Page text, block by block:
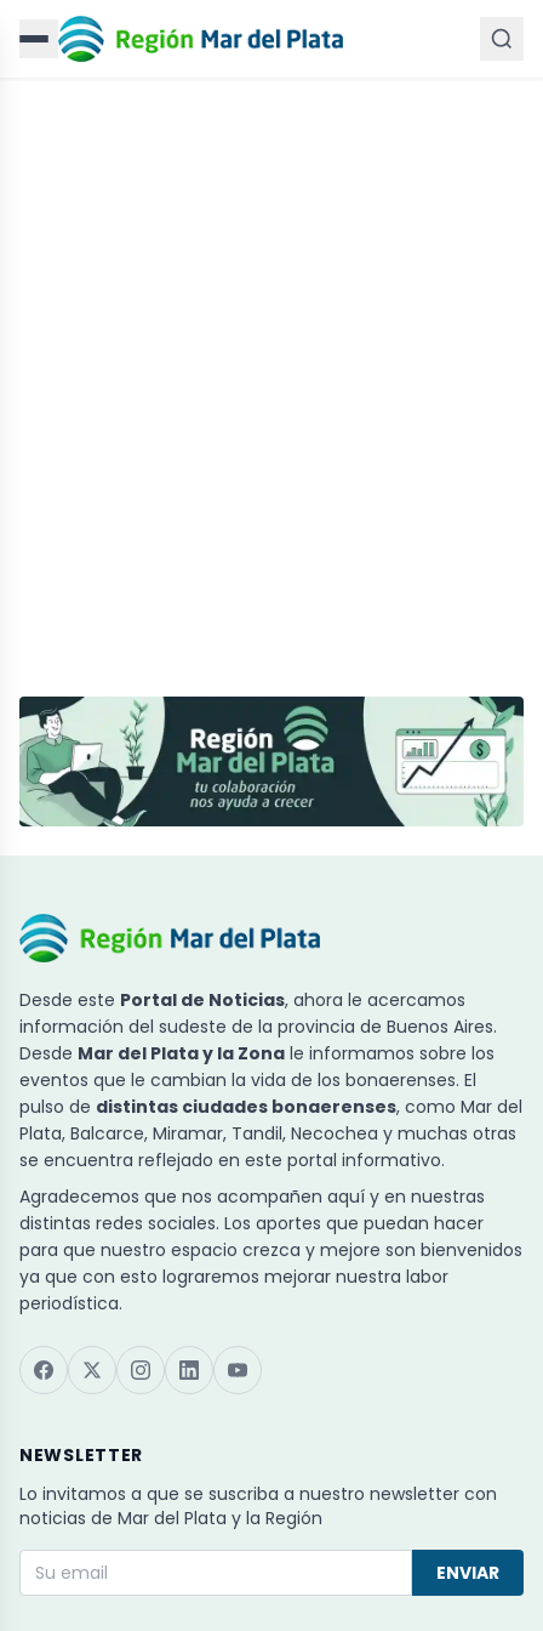
Desde este Portal de Noticias, ahora le acercamos
información del sudeste de la provincia de Buenos Aires.
Desde Mar del Plata y la Zona le informamos sobre los
eventos que le cambian la vida de los bonaerenses. El
pulso de distintas ciudades bonaerenses, como Mar del
Plata, Balcarce, Miramar, Tandil, Necochea y muchas otras
se encuentra reflejado en este portal informativo.
Agradecemos que nos acompañen aquí y en nuestras
distintas redes sociales. Los aportes que puedan hacer
para que nuestro espacio crezca y mejore son bienvenidos
ya que con esto lograremos mejorar nuestra labor
periodística.
NEWSLETTER
Lo invitamos a que se suscriba a nuestro newsletter con
noticias de Mar del Plata y la Región
ENVIAR